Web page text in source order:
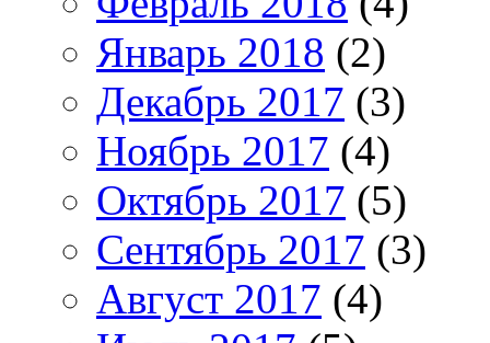
Январь 2018 (2)
Декабрь 2017 (3)
Ноябрь 2017 (4)
Октябрь 2017 (5)
Сентябрь 2017 (3)
Август 2017 (4)